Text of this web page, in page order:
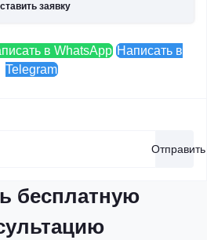
заявку
в WhatsApp Написать в
Telegram
Отправить
бесплатную